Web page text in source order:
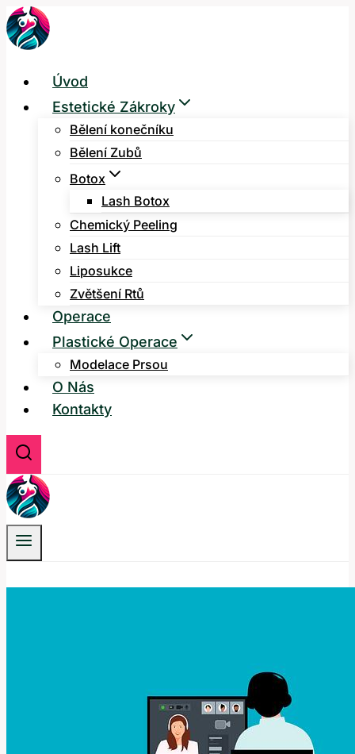
Přeskočit
na
Úvod
Estetické Zákroky
Bělení konečníku
Bělení Zubů
Botox
Lash Botox
Chemický Peeling
Lash Lift
Liposukce
Zvětšení Rtů
Operace
Plastické Operace
Modelace Prsou
O Nás
Kontakty